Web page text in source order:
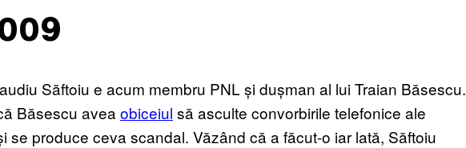
Săftoiu e acum membru PNL și dușman al lui Traian Băsescu.
Băsescu avea obiceiul să asculte convorbirile telefonice ale
se produce ceva scandal. Văzând că a făcut-o iar lată, Săftoiu